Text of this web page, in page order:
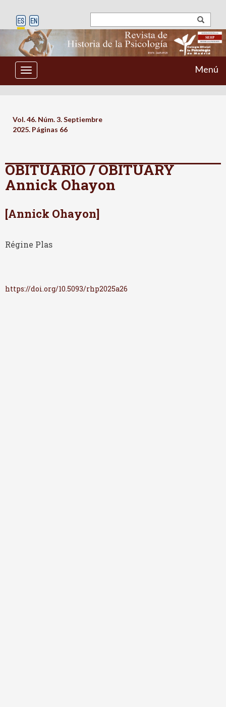
Toggle
navigation
Menú
Vol. 46. Núm. 3. Septiembre
2025. Páginas 66
OBITUARIO / OBITUARY
Annick Ohayon
[Annick Ohayon]
Régine Plas
https://doi.org/10.5093/rhp2025a26